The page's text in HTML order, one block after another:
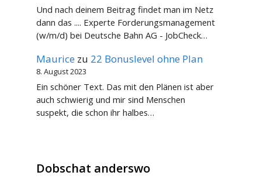
Und nach deinem Beitrag findet man im Netz
dann das .... Experte Forderungsmanagement
(w/m/d) bei Deutsche Bahn AG - JobCheck…
Maurice zu 22 Bonuslevel ohne Plan
8. August 2023
Ein schöner Text. Das mit den Plänen ist aber
auch schwierig und mir sind Menschen
suspekt, die schon ihr halbes…
Dobschat anderswo